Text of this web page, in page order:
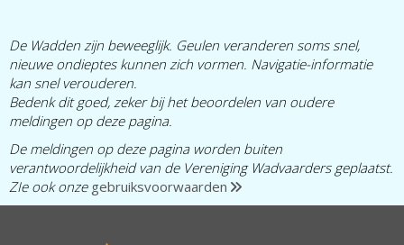
De Wadden zijn beweeglijk. Geulen veranderen soms snel,
nieuwe ondieptes kunnen zich vormen. Navigatie-informatie
kan snel verouderen.
Bedenk dit goed, zeker bij het beoordelen van oudere
meldingen op deze pagina.
De meldingen op deze pagina worden buiten
verantwoordelijkheid van de Vereniging Wadvaarders geplaatst.
ZIe ook onze gebruiksvoorwaarden